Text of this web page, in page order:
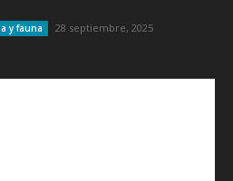
y fauna 28 septiembre, 2025